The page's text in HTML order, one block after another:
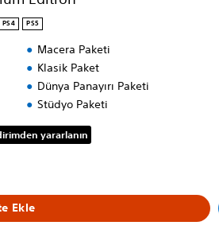
PS4 PS5
Macera Paketi
Klasik Paket
Dünya Panayırı Paketi
Stüdyo Paketi
TL üzerinden indirim uygulanmıştır
yararlanın
Ekle